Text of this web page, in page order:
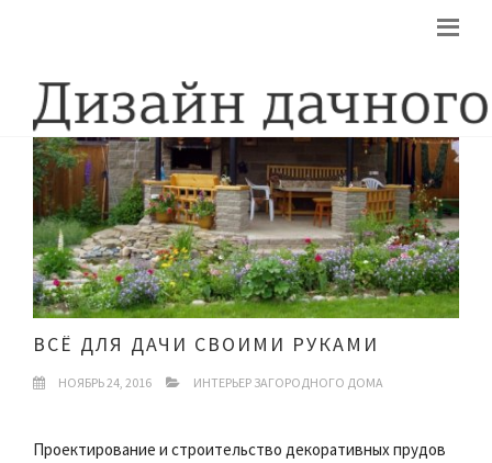
ВСЁ ДЛЯ ДАЧИ СВОИМИ РУКАМИ
НОЯБРЬ 24, 2016 ИНТЕРЬЕР ЗАГОРОДНОГО ДОМА
Проектирование и строительство декоративных прудов